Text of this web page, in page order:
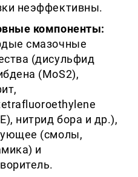
неэффективны.
компоненты:
смазочные
(дисульфид
(MoS2),
нитрид бора и др.),
(смолы,
и